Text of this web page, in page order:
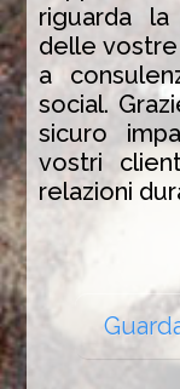
riguarda
delle
a
social.
sicuro
vostri
relazioni